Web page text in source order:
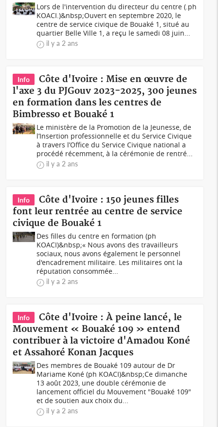
Lors de l'intervention du directeur du centre (.ph
KOACI.)&nbsp;Ouvert en septembre 2020, le
centre de service civique de Bouaké 1, situé au
quartier Belle Ville 1, a reçu le samedi 08 juin...
il y a 2 ans
Info
Côte d'Ivoire : Mise en œuvre de
l'axe 3 du PJGouv 2023-2025, 300 jeunes
en formation dans les centres de
Bimbresso et Bouaké 1
Le ministère de la Promotion de la Jeunesse, de
l’Insertion professionnelle et du Service Civique
à travers l’Office du Service Civique national a
procédé récemment, à la cérémonie de rentré...
il y a 2 ans
Info
Côte d'Ivoire : 150 jeunes filles
font leur rentrée au centre de service
civique de Bouaké 1
Des filles du centre en formation (ph
KOACI)&nbsp;« Nous avons des travailleurs
sociaux, nous avons également le personnel
d'encadrement militaire. Les militaires ont la
réputation consommée...
il y a 2 ans
Info
Côte d'Ivoire : À peine lancé, le
Mouvement « Bouaké 109 » entend
contribuer à la victoire d'Amadou Koné
et Assahoré Konan Jacques
Des membres de Bouaké 109 autour de Dr
Mariame Koné (ph KOACI)&nbsp;Ce dimanche
13 août 2023, une double cérémonie de
lancement officiel du Mouvement "Bouaké 109"
et de soutien aux choix du...
il y a 2 ans